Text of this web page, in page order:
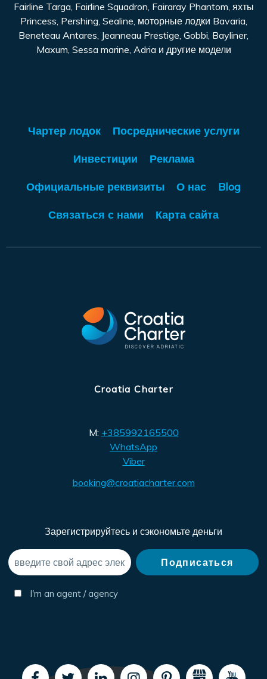
Fairline Targa, Fairline Squadron, Fairaray Phantom, яхты
Princess, Pershing, Sealine, моторные лодки Bavaria,
Beneteau Antares, Jeanneau Prestige, Gobbi, Bayliner,
Maxum, Sessa marine, Adria и другие модели
Чартер лодок Посреднические услуги
Инвестиции Реклама
Официальные реквизиты О нас Blog
Связаться с нами Карта сайта
Croatia Charter
M: +385992165500
WhatsApp
Viber
booking@croatiacharter.com
Зарегистрируйтесь и сэкономьте деньги
I'm an agent / agency